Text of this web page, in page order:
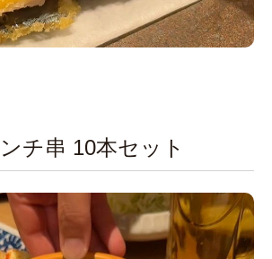
チ串 10本セット